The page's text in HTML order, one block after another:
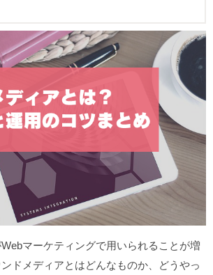
マーケティングで用いられることが増
ドメディアとはどんなものか、どうやっ